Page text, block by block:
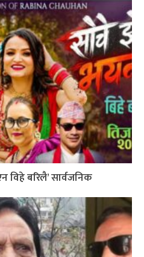
विहे बरिलै’ सार्वजनिक